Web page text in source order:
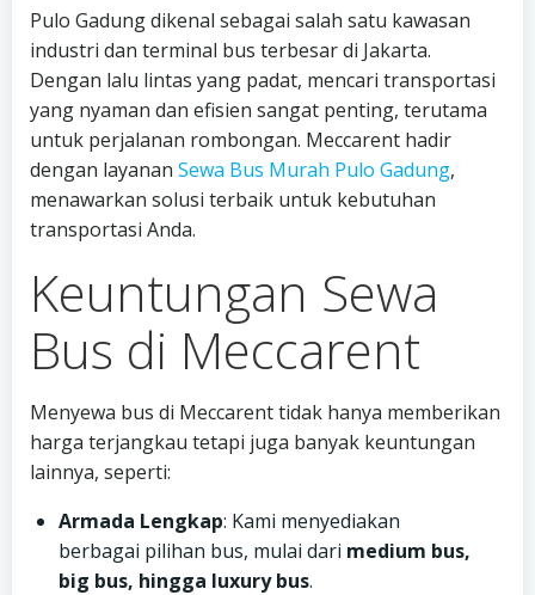
Pulo Gadung dikenal sebagai salah satu kawasan
industri dan terminal bus terbesar di Jakarta.
Dengan lalu lintas yang padat, mencari transportasi
yang nyaman dan efisien sangat penting, terutama
untuk perjalanan rombongan. Meccarent hadir
dengan layanan Sewa Bus Murah Pulo Gadung,
menawarkan solusi terbaik untuk kebutuhan
transportasi Anda.
Keuntungan Sewa
Bus di Meccarent
Menyewa bus di Meccarent tidak hanya memberikan
harga terjangkau tetapi juga banyak keuntungan
lainnya, seperti:
Armada Lengkap: Kami menyediakan
berbagai pilihan bus, mulai dari medium bus,
big bus, hingga luxury bus.